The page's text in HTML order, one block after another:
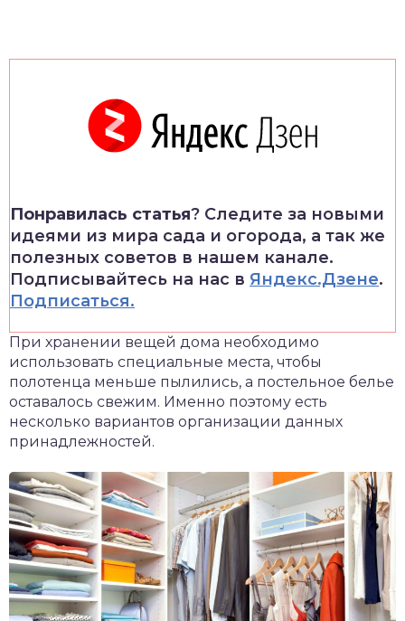
Понравилась статья? Следите за новыми
идеями из мира сада и огорода, а так же
полезных советов в нашем канале.
Подписывайтесь на нас в Яндекс.Дзене.
Подписаться.
При хранении вещей дома необходимо
использовать специальные места, чтобы
полотенца меньше пылились, а постельное белье
оставалось свежим. Именно поэтому есть
несколько вариантов организации данных
принадлежностей.